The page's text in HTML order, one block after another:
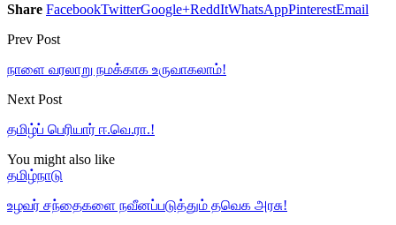
Share FacebookTwitterGoogle+ReddItWhatsAppPinterestEmail
Prev Post
நாளை வரலாறு நமக்காக உருவாகலாம்!
Next Post
தமிழ்ப் பெரியார் ஈ.வெ.ரா.!
You might also like
தமிழ்நாடு
உழவர் சந்தைகளை நவீனப்படுத்தும் தவெக அரசு!